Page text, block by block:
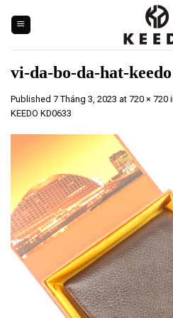
content
vi-da-bo-da-hat-
Published 7 Tháng 3, 2023 at 720 × 720
KEEDO KD0633